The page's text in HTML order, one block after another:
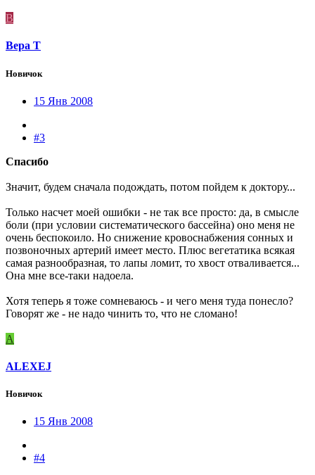
В
Вера Т
Новичок
15 Янв 2008
#3
Спасибо
Значит, будем сначала подождать, потом пойдем к доктору...
Только насчет моей ошибки - не так все просто: да, в смысле
боли (при условии систематического бассейна) оно меня не
очень беспокоило. Но снижение кровоснабжения сонных и
позвоночных артерий имеет место. Плюс вегетатика всякая
самая разнообразная, то лапы ломит, то хвост отваливается...
Она мне все-таки надоела.
Хотя теперь я тоже сомневаюсь - и чего меня туда понесло?
Говорят же - не надо чинить то, что не сломано!
A
ALEXEJ
Новичок
15 Янв 2008
#4